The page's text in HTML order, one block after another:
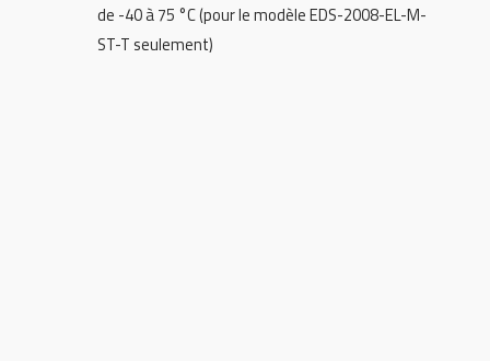
de -40 à 75 °C (pour le modèle EDS-2008-EL-M-
ST-T seulement)